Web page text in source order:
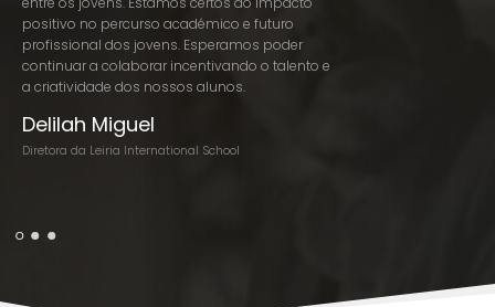
positivo no percurso académico e futuro
profissional dos jovens. Esperamos poder
continuar a colaborar incentivando o talento e
a criatividade dos nossos alunos.
Delilah Miguel
Diretora da Leiria International School